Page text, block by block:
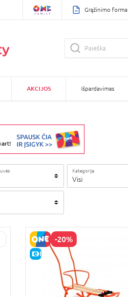
Grąžinimo forma
AKCIJOS Išpardavimas
Kategorija
Visi
-20%
E-KAINA